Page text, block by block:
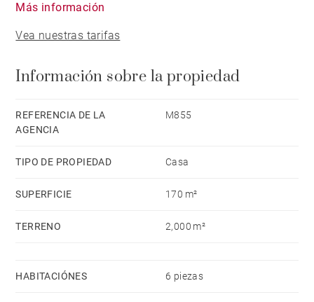
Más información
Vea nuestras tarifas
Información sobre la propiedad
REFERENCIA DE LA
AGENCIA
M855
TIPO DE PROPIEDAD Casa
SUPERFICIE 170 m²
TERRENO 2,000 m²
HABITACIÓNES 6 piezas